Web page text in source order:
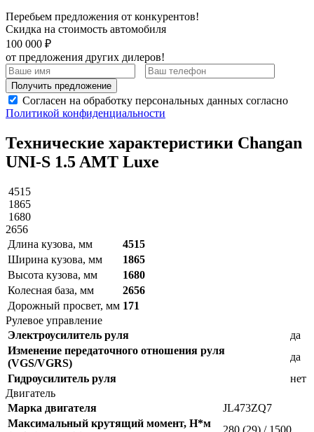
Перебьем предложения от конкурентов!
Скидка на стоимость автомобиля
100 000 ₽
от предложения других дилеров!
Получить предложение
Согласен на обработку персональных данных согласно
Политикой конфиденциальности
Технические характеристики Changan
UNI-S 1.5 AMT Luxe
4515
1865
1680
2656
Длина кузова, мм
4515
Ширина кузова, мм
1865
Высота кузова, мм
1680
Колесная база, мм
2656
Дорожный просвет, мм 171
Рулевое управление
Электроусилитель руля
да
Изменение передаточного отношения руля
(VGS/VGRS)
да
Гидроусилитель руля
нет
Двигатель
Марка двигателя
JL473ZQ7
Максимальный крутящий момент, Н*м
280 (29) / 1500